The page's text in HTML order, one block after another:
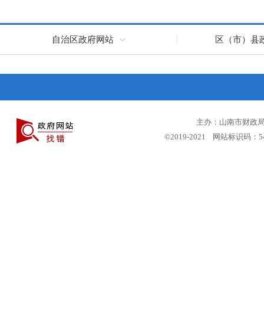
自治区政府网站 区（市）县
主办：山南市财政
©2019-2021 网站标识码：